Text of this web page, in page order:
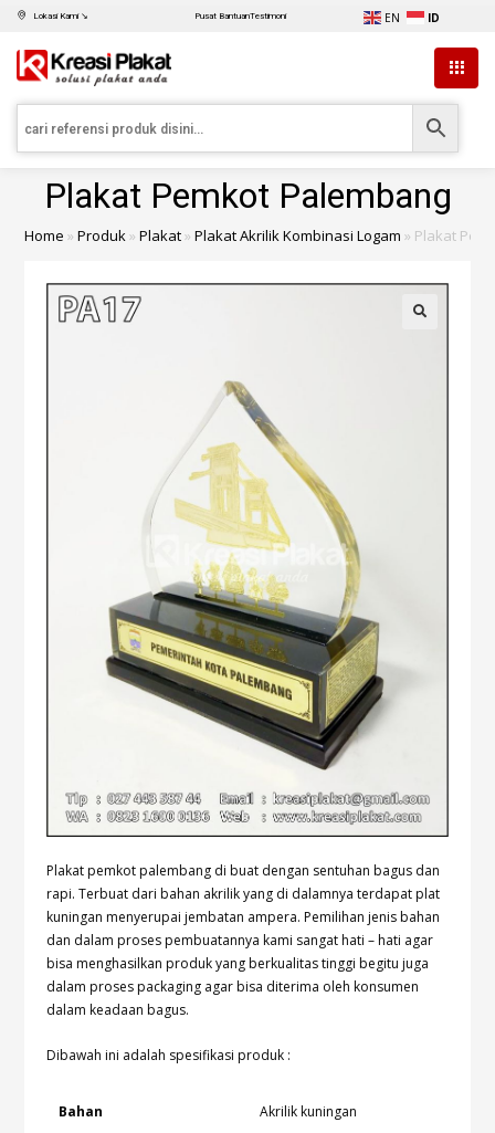
Lokasi Kami ↘ Pusat BantuanTestimoni EN ID
Plakat Pemkot Palembang
Home »Produk»Plakat»Plakat Akrilik Kombinasi Logam » Plakat
Plakat pemkot palembang di buat dengan sentuhan bagus dan
rapi. Terbuat dari bahan akrilik yang di dalamnya terdapat plat
kuningan menyerupai jembatan ampera. Pemilihan jenis bahan
dan dalam proses pembuatannya kami sangat hati – hati agar
bisa menghasilkan produk yang berkualitas tinggi begitu juga
dalam proses packaging agar bisa diterima oleh konsumen
dalam keadaan bagus.
Dibawah ini adalah spesifikasi produk :
Bahan Akrilik kuningan